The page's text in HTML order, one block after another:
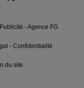
Publicité - Agence FG
- Confidentialité
du site